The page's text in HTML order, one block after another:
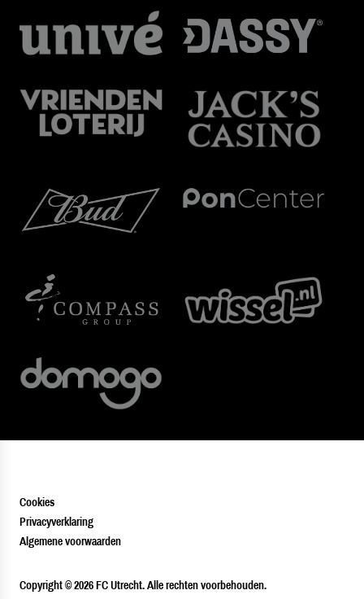
Cookies
Privacyverklaring
Algemene voorwaarden
Copyright © 2026 FC Utrecht. Alle rechten voorbehouden.